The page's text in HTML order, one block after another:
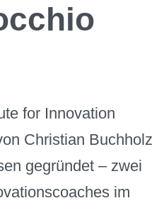
for Innovation
Christian Buchholz
gegründet – zwei
im